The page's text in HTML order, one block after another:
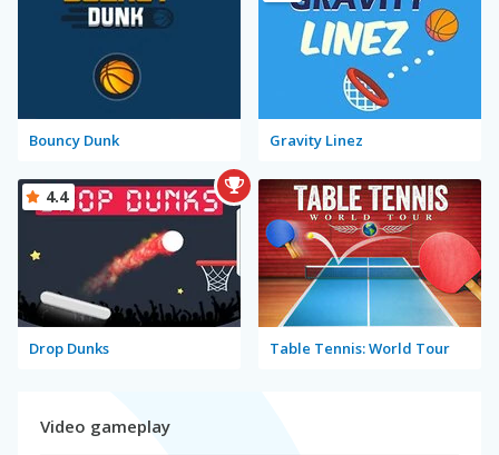
Bouncy Dunk Gravity Linez
Drop Dunks
4.4
Table Tennis: World Tour
Video gameplay